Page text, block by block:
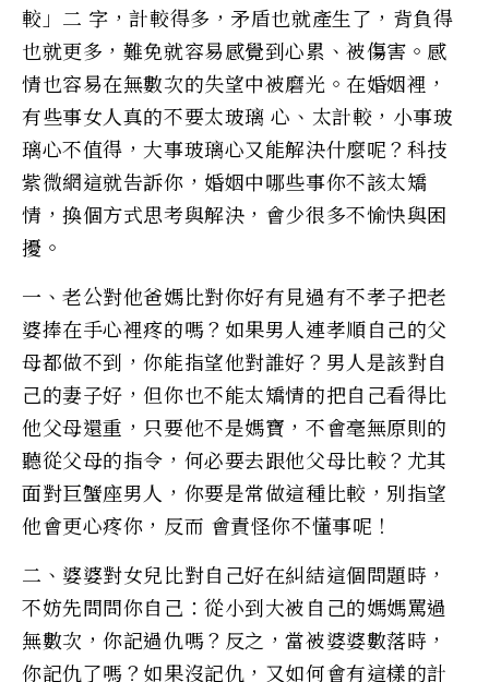
較」二 字，計較得多，矛盾也就產生了，背負得
也就更多，難免就容易感覺到心累、被傷害。感
情也容易在無數次的失望中被磨光。在婚姻裡，
有些事女人真的不要太玻璃 心、太計較，小事玻
璃心不值得，大事玻璃心又能解決什麼呢？科技
紫微網這就告訴你，婚姻中哪些事你不該太矯
情，換個方式思考與解決，會少很多不愉快與困
擾。
一、老公對他爸媽比對你好有見過有不孝子把老
婆捧在手心裡疼的嗎？如果男人連孝順自己的父
母都做不到，你能指望他對誰好？男人是該對自
己的妻子好，但你也不能太矯情的把自己看得比
他父母還重，只要他不是媽寶，不會毫無原則的
聽從父母的指令，何必要去跟他父母比較？尤其
面對巨蟹座男人，你要是常做這種比較，別指望
他會更心疼你，反而 會責怪你不懂事呢！
二、婆婆對女兒比對自己好在糾結這個問題時，
不妨先問問你自己：從小到大被自己的媽媽罵過
無數次，你記過仇嗎？反之，當被婆婆數落時，
你記仇了嗎？如果沒記仇，又如何會有這樣的計